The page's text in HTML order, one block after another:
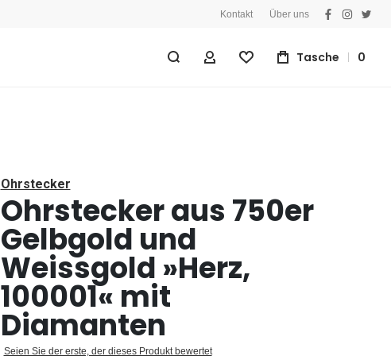
Kontakt Über uns
facebook
Mein Konto
Wunschliste
Tasche 0
Ohrstecker
Ohrstecker aus 750er
Gelbgold und
Weissgold »Herz,
100001« mit
Diamanten
Seien Sie der erste, der dieses Produkt bewertet